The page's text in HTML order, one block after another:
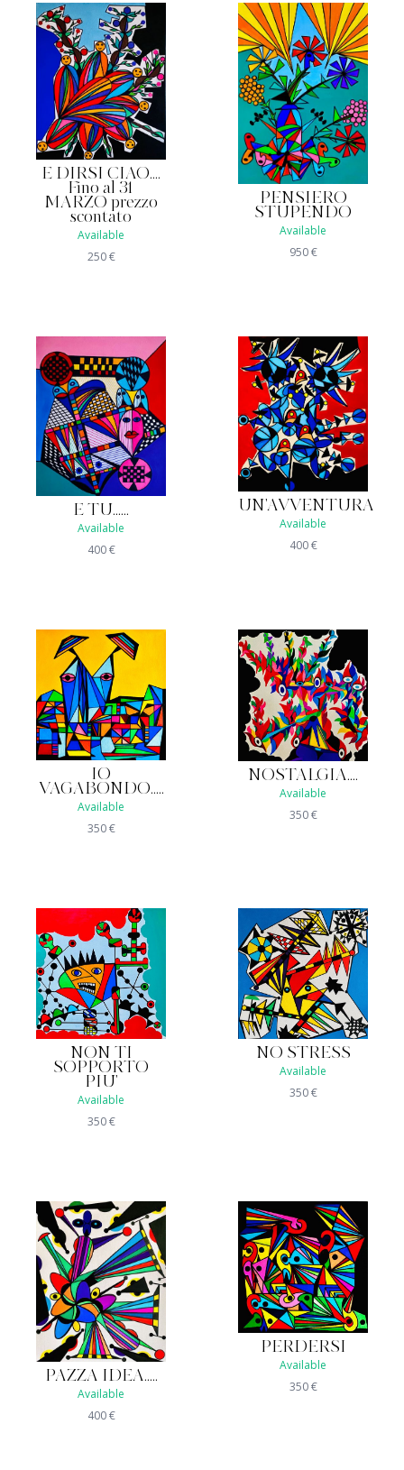
E DIRSI CIAO....
Fino al 31
MARZO prezzo
scontato
Available
250€
PENSIERO
STUPENDO
Available
950€
E TU......
Available
400€
UN'AVVENTURA
Available
400€
IO
VAGABONDO.....
Available
350€
NOSTALGIA....
Available
350€
NON TI
SOPPORTO
PIU'
Available
350€
NO STRESS
Available
350€
PAZZA IDEA.....
Available
400€
PERDERSI
Available
350€